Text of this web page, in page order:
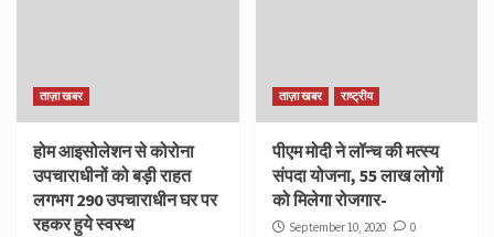
ताज़ा खबर
होम आइसोलेशन से कोरोना
उपचाराधीनों को बड़ी राहत
लगभग 290 उपचाराधीन घर पर
रहकर हुये स्वस्थ
ताज़ा खबर राष्ट्रीय
पीएम मोदी ने लॉन्च की मत्स्य
संपदा योजना, 55 लाख लोगों
को मिलेगा रोजगार-
September 10, 2020 0